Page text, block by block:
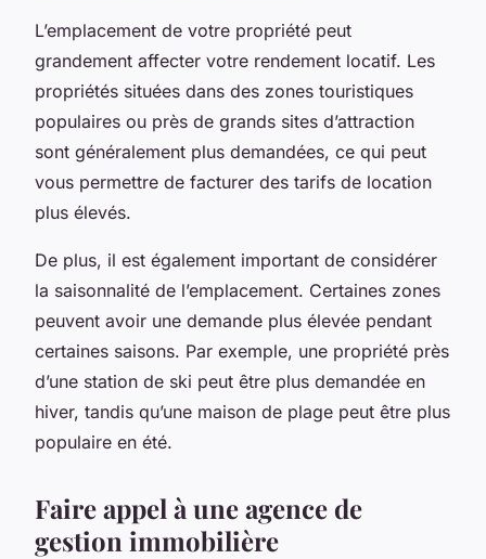
L’emplacement de votre propriété peut
grandement affecter votre rendement locatif. Les
propriétés situées dans des zones touristiques
populaires ou près de grands sites d’attraction
sont généralement plus demandées, ce qui peut
vous permettre de facturer des tarifs de location
plus élevés.
De plus, il est également important de considérer
la saisonnalité de l’emplacement. Certaines zones
peuvent avoir une demande plus élevée pendant
certaines saisons. Par exemple, une propriété près
d’une station de ski peut être plus demandée en
hiver, tandis qu’une maison de plage peut être plus
populaire en été.
Faire appel à une agence de
gestion immobilière